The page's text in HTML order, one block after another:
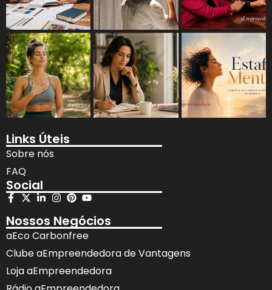
Links Úteis
Sobre nós
FAQ
Social
Nossos Negócios
aEco Carbonfree
Clube aEmpreendedora de Vantagens
Loja aEmpreendedora